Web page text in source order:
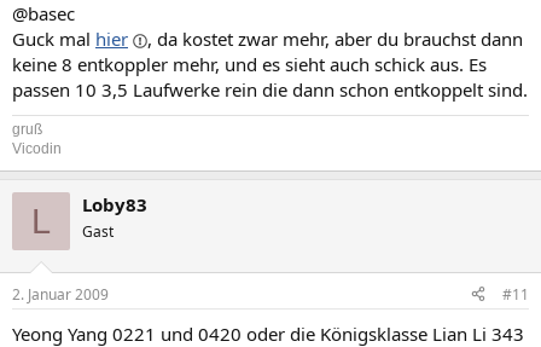
@basec
Guck mal hier
, da kostet zwar mehr, aber du brauchst dann
keine 8 entkoppler mehr, und es sieht auch schick aus. Es
passen 10 3,5 Laufwerke rein die dann schon entkoppelt sind.
gruß
Vicodin
L Loby83
Gast
2. Januar 2009 #11
Yeong Yang 0221 und 0420 oder die Königsklasse Lian Li 343